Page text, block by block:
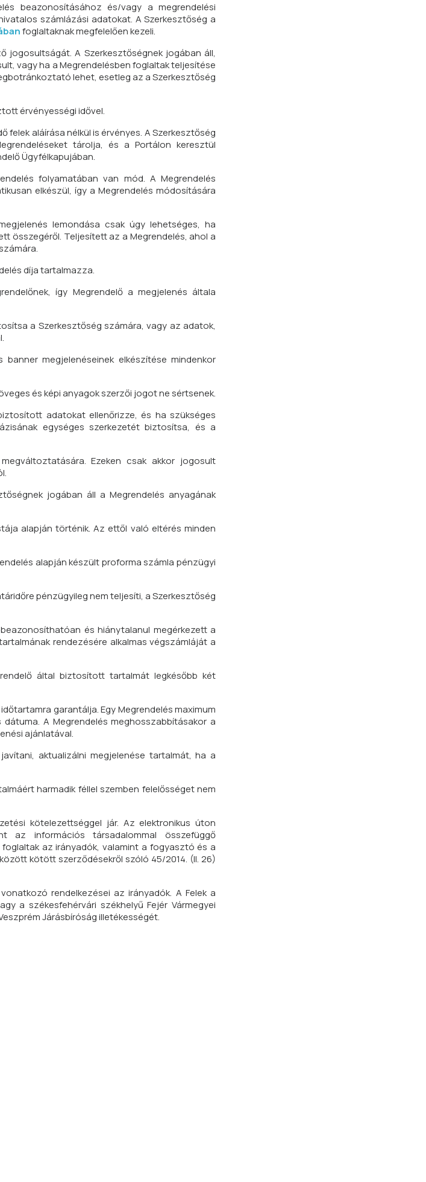
beazonosításához és/vagy a megrendelési
számlázási adatokat. A Szerkesztőség a
foglaltaknak megfelelően kezeli.
jogosultságát. A Szerkesztőségnek jogában áll,
vagy ha a Megrendelésben foglaltak teljesítése
lehet, esetleg az a Szerkesztőség
érvényességi idővel.
aláírása nélkül is érvényes. A Szerkesztőség
tárolja, és a Portálon keresztül
Ügyfélkapujában.
folyamatában van mód. A Megrendelés
elkészül, így a Megrendelés módosítására
lemondása csak úgy lehetséges, ha
összegéről. Teljesített az a Megrendelés, ahol a
díja tartalmazza.
így Megrendelő a megjelenés általa
a Szerkesztőség számára, vagy az adatok,
megjelenéseinek elkészítése mindenkor
és képi anyagok szerzői jogot ne sértsenek.
adatokat ellenőrizze, és ha szükséges
egységes szerkezetét biztosítsa, és a
Ezeken csak akkor jogosult
jogában áll a Megrendelés anyagának
alapján történik. Az ettől való eltérés minden
alapján készült proforma számla pénzügyi
pénzügyileg nem teljesíti, a Szerkesztőség
és hiánytalanul megérkezett a
rendezésére alkalmas végszámláját a
által biztosított tartalmát legkésőbb két
garantálja. Egy Megrendelés maximum
A Megrendelés meghosszabbításakor a
ajánlatával.
aktualizálni megjelenése tartalmát, ha a
harmadik féllel szemben felelősséget nem
kötelezettséggel jár. Az elektronikus úton
az információs társadalommal összefüggő
az irányadók, valamint a fogyasztó és a
kötött szerződésekről szóló 45/2014. (II. 26)
rendelkezései az irányadók. A Felek a
a székesfehérvári székhelyű Fejér Vármegyei
Járásbíróság illetékességét.